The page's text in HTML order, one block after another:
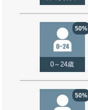
50%
0～24歳
50%